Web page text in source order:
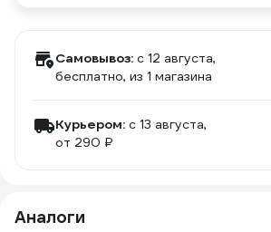
Самовывоз: c 12 августа,
бесплатно, из 1 магазина
Курьером: c 13 августа,
от 290 ₽
Аналоги